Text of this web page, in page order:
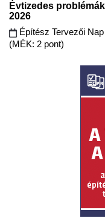
Évtizedes
2026
Építész Tervezői
(MÉK: 2 pont)